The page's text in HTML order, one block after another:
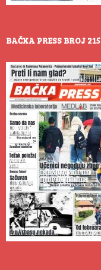
BAČKA PRESS BROJ 215